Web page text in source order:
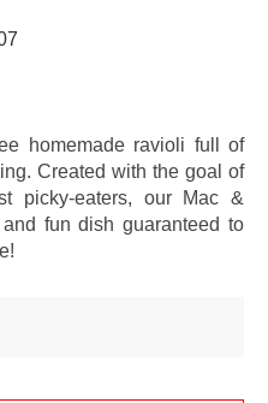
homemade ravioli full of
Created with the goal of
picky-eaters, our Mac &
fun dish guaranteed to